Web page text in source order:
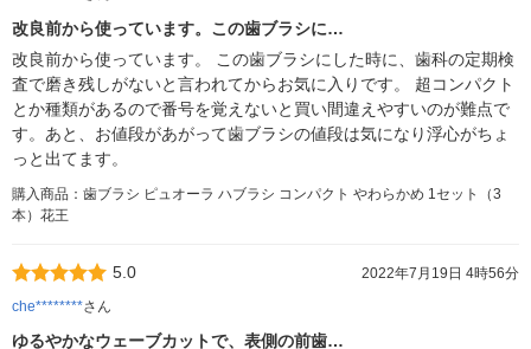
改良前から使っています。この歯ブラシに…
改良前から使っています。 この歯ブラシにした時に、歯科の定期検
査で磨き残しがないと言われてからお気に入りです。 超コンパクト
とか種類があるので番号を覚えないと買い間違えやすいのが難点で
す。あと、お値段があがって歯ブラシの値段は気になり浮心がちょ
っと出てます。
購入商品：歯ブラシ ピュオーラ ハブラシ コンパクト やわらかめ 1セット（3
本）花王
5.0
2022年7月19日 4時56分
che********さん
ゆるやかなウェーブカットで、表側の前歯…